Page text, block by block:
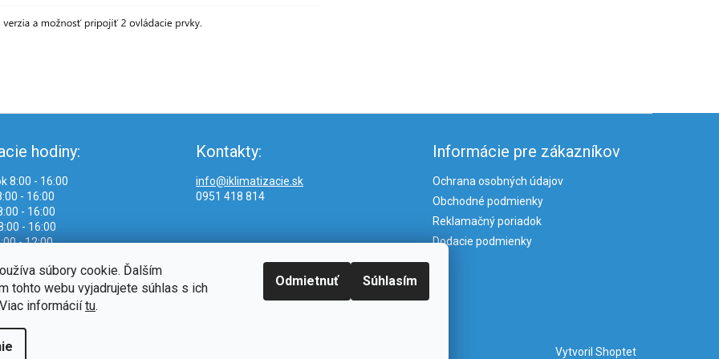
súbory cookie. Ďalším
tohto webu vyjadrujete súhlas s ich
informáciítu.
Odmietnuť Súhlasím
hodiny:
8:00 - 16:00
- 16:00
- 16:00
- 16:00
- 12:00
Kontakty:
info@iklimatizacie.sk
0951 418 814
Informácie pre zákazníkov
Ochrana osobných údajov
Obchodné podmienky
Reklamačný poriadok
Dodacie podmienky
Vytvoril Shoptet
Upraviť nastavenie cookies